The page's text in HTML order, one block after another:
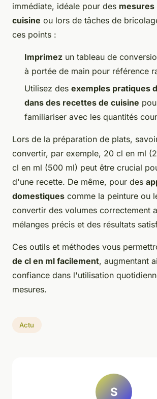
immédiate, idéale pour des mesures
cuisine ou lors de tâches de
ces points :
Imprimez un tableau de
à portée de main pour référence
Utilisez des exemples pratiques
dans des recettes de cuisine
familiariser avec les quantités
Lors de la préparation de plats,
convertir, par exemple, 20 cl en ml
cl en ml (500 ml) peut être crucial
d'une recette. De même, pour des
domestiques comme la peinture ou
convertir des volumes correctement
mélanges précis et des résultats
Ces outils et méthodes vous
de cl en ml facilement, augmentant
confiance dans l'utilisation
mesures.
Actu
S